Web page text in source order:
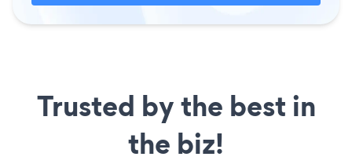
Trusted by the best in
the biz!